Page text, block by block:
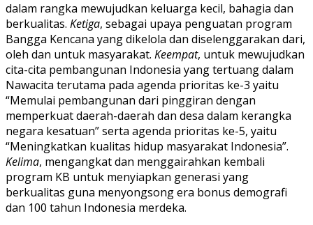
dalam rangka mewujudkan keluarga kecil, bahagia dan
berkualitas. Ketiga, sebagai upaya penguatan program
Bangga Kencana yang dikelola dan diselenggarakan dari,
oleh dan untuk masyarakat. Keempat, untuk mewujudkan
cita-cita pembangunan Indonesia yang tertuang dalam
Nawacita terutama pada agenda prioritas ke-3 yaitu
“Memulai pembangunan dari pinggiran dengan
memperkuat daerah-daerah dan desa dalam kerangka
negara kesatuan” serta agenda prioritas ke-5, yaitu
“Meningkatkan kualitas hidup masyarakat Indonesia”.
Kelima, mengangkat dan menggairahkan kembali
program KB untuk menyiapkan generasi yang
berkualitas guna menyongsong era bonus demografi
dan 100 tahun Indonesia merdeka.